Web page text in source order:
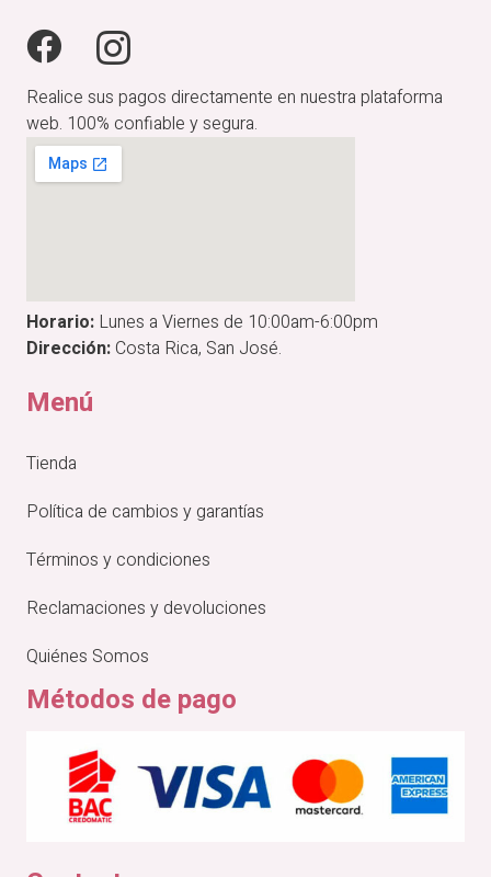
Realice sus pagos directamente en nuestra plataforma
web. 100% confiable y segura.
Horario: Lunes a Viernes de 10:00am-6:00pm
Dirección:Costa Rica, San José.
Menú
Tienda
Política de cambios y garantías
Términos y condiciones
Reclamaciones y devoluciones
Quiénes Somos
Métodos de pago